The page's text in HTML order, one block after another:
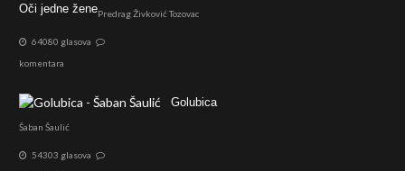
Oči jedne ženePredrag Živković Tozovac
64080 glasova
komentara
Golubica
Šaban Šaulić
54303 glasova